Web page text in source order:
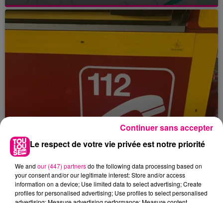
23 juillet 2026
Le respect de votre vie privée est notre priorité
We and our (447) partnersdo the following data processing based on
your consent and/or our legitimate interest: Store and/or access
information on a device; Use limited data to select advertising; Create
profiles for personalised advertising; Use profiles to select personalised
Continuer sans accepter